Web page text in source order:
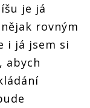
je já
rovným
i já jsem si
abych